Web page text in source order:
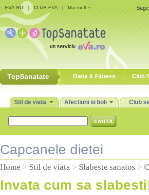
EVA.RO | CLUB EVA | Mai mult
un serviciu
TopSanatate Dieta & Fitness Club
Stil de viata Afectiuni si boli Club
Capcanele dietei
Home > Stil de viata > Slabeste sanatos >
Invata cum sa